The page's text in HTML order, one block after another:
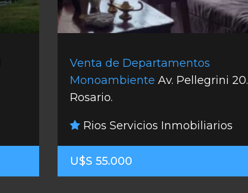
Venta de Departamentos
Monoambiente Av. Pellegrini 20.
Rosario.
Rios Servicios Inmobiliarios
U$S 55.000